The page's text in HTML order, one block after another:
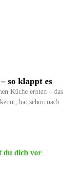
so klappt es
Küche ernten – das
hat schon nach